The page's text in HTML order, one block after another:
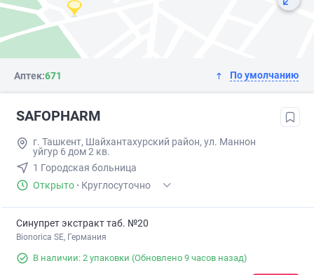
Аптек:671 По умолчанию
SAFOPHARM
г. Ташкент, Шайхантахурский район, ул. Маннон
уйгур 6 дом 2 кв.
1 Городская больница
Открыто · Круглосуточно
Синупрет экстракт таб. №20
Bionorica SE, Германия
В наличии: 2 упаковки (Обновлено 9 часов назад)